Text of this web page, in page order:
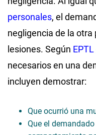
personales, el
negligencia de la
lesiones. Según
necesarios en una
incluyen demostrar:
Que ocurrió una
Que el